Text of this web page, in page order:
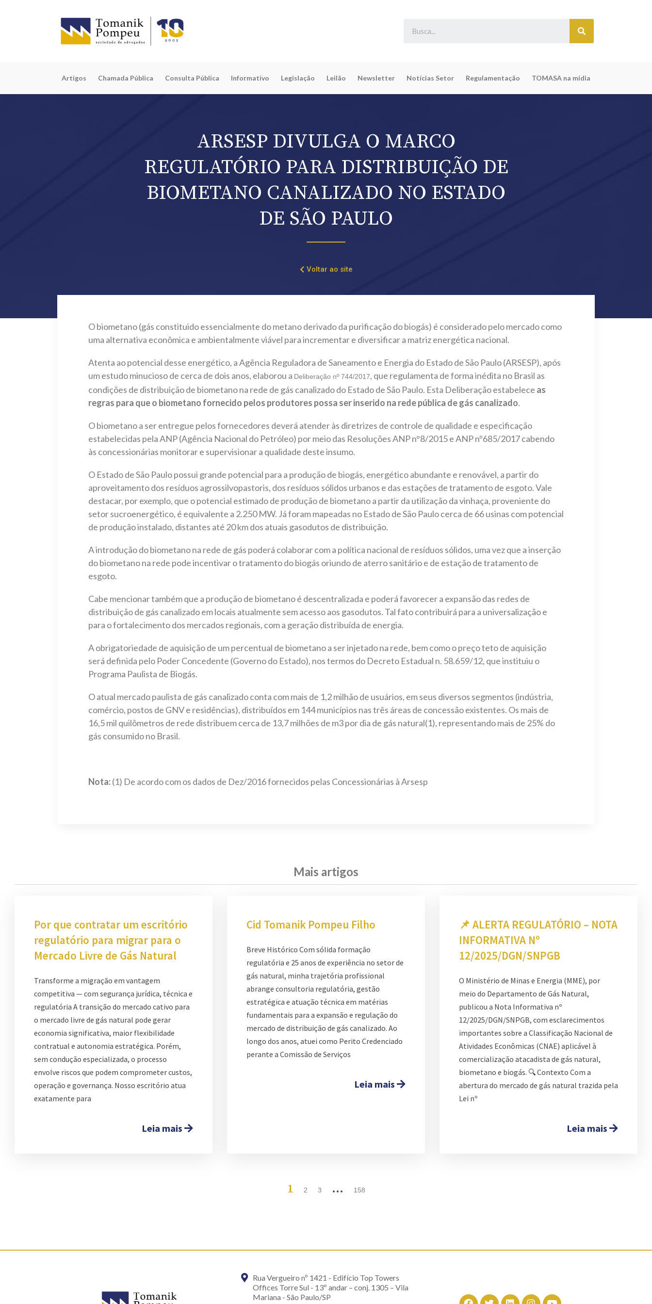
Artigos Chamada Pública Consulta Pública Informativo Legislação Leilão Newsletter Notícias Setor Regulamentação TOMASA na mídia
ARSESP DIVULGA O MARCO
REGULATÓRIO PARA DISTRIBUIÇÃO DE
BIOMETANO CANALIZADO NO ESTADO
DE SÃO PAULO
Voltar ao site
O biometano (gás constituido essencialmente do metano derivado da purificação do biogás) é considerado pelo mercado como
uma alternativa econômica e ambientalmente viável para incrementar e diversificar a matriz energética nacional.
Atenta ao potencial desse energético, a Agência Reguladora de Saneamento e Energia do Estado de São Paulo (ARSESP), após
um estudo minucioso de cerca de dois anos, elaborou a Deliberação nº 744/2017, que regulamenta de forma inédita no Brasil as
condições de distribuição de biometano na rede de gás canalizado do Estado de São Paulo. Esta Deliberação estabelece as
regras para que o biometano fornecido pelos produtores possa ser inserido na rede pública de gás canalizado.
O biometano a ser entregue pelos fornecedores deverá atender às diretrizes de controle de qualidade e especificação
estabelecidas pela ANP (Agência Nacional do Petróleo) por meio das Resoluções ANP n°8/2015 e ANP nº685/2017 cabendo
às concessionárias monitorar e supervisionar a qualidade deste insumo.
O Estado de São Paulo possui grande potencial para a produção de biogás, energético abundante e renovável, a partir do
aproveitamento dos resíduos agrossilvopastoris, dos resíduos sólidos urbanos e das estações de tratamento de esgoto. Vale
destacar, por exemplo, que o potencial estimado de produção de biometano a partir da utilização da vinhaça, proveniente do
setor sucroenergético, é equivalente a 2.250 MW. Já foram mapeadas no Estado de São Paulo cerca de 66 usinas com potencial
de produção instalado, distantes até 20 km dos atuais gasodutos de distribuição.
A introdução do biometano na rede de gás poderá colaborar com a política nacional de resíduos sólidos, uma vez que a inserção
do biometano na rede pode incentivar o tratamento do biogás oriundo de aterro sanitário e de estação de tratamento de
esgoto.
Cabe mencionar também que a produção de biometano é descentralizada e poderá favorecer a expansão das redes de
distribuição de gás canalizado em locais atualmente sem acesso aos gasodutos. Tal fato contribuirá para a universalização e
para o fortalecimento dos mercados regionais, com a geração distribuída de energia.
A obrigatoriedade de aquisição de um percentual de biometano a ser injetado na rede, bem como o preço teto de aquisição
será definida pelo Poder Concedente (Governo do Estado), nos termos do Decreto Estadual n. 58.659/12, que instituiu o
Programa Paulista de Biogás.
O atual mercado paulista de gás canalizado conta com mais de 1,2 milhão de usuários, em seus diversos segmentos (indústria,
comércio, postos de GNV e residências), distribuídos em 144 municípios nas três áreas de concessão existentes. Os mais de
16,5 mil quilômetros de rede distribuem cerca de 13,7 milhões de m3 por dia de gás natural(1), representando mais de 25% do
gás consumido no Brasil.
Nota:(1) De acordo com os dados de Dez/2016 fornecidos pelas Concessionárias à Arsesp
Mais artigos
Por que contratar um escritório
regulatório para migrar para o
Mercado Livre de Gás Natural
Transforme a migração em vantagem
competitiva — com segurança jurídica, técnica e
regulatória A transição do mercado cativo para
o mercado livre de gás natural pode gerar
economia significativa, maior flexibilidade
contratual e autonomia estratégica. Porém,
sem condução especializada, o processo
envolve riscos que podem comprometer custos,
operação e governança. Nosso escritório atua
exatamente para
Leia mais
Cid Tomanik Pompeu Filho
Breve Histórico Com sólida formação
regulatória e 25 anos de experiência no setor de
gás natural, minha trajetória profissional
abrange consultoria regulatória, gestão
estratégica e atuação técnica em matérias
fundamentais para a expansão e regulação do
mercado de distribuição de gás canalizado. Ao
longo dos anos, atuei como Perito Credenciado
perante a Comissão de Serviços
Leia mais
📌 ALERTA REGULATÓRIO – NOTA
INFORMATIVA Nº
12/2025/DGN/SNPGB
O Ministério de Minas e Energia (MME), por
meio do Departamento de Gás Natural,
publicou a Nota Informativa nº
12/2025/DGN/SNPGB, com esclarecimentos
importantes sobre a Classificação Nacional de
Atividades Econômicas (CNAE) aplicável à
comercialização atacadista de gás natural,
biometano e biogás. 🔍 Contexto Com a
abertura do mercado de gás natural trazida pela
Lei nº
Leia mais
1 2 3 … 158
Rua Vergueiro nº 1421 - Edifício Top Towers
Offices Torre Sul - 13º andar – conj. 1305 – Vila
Mariana - São Paulo/SP